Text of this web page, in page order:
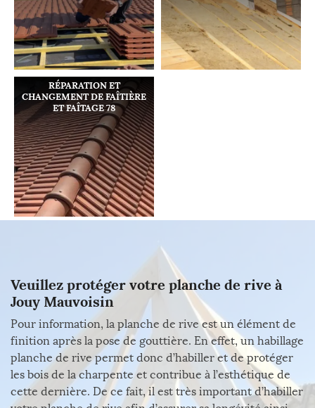
RÉPARATION ET
CHANGEMENT DE FAÎTIÈRE
ET FAÎTAGE 78
Veuillez protéger votre planche de rive à
Jouy Mauvoisin
Pour information, la planche de rive est un élément de
finition après la pose de gouttière. En effet, un habillage
planche de rive permet donc d’habiller et de protéger
les bois de la charpente et contribue à l’esthétique de
cette dernière. De ce fait, il est très important d’habiller